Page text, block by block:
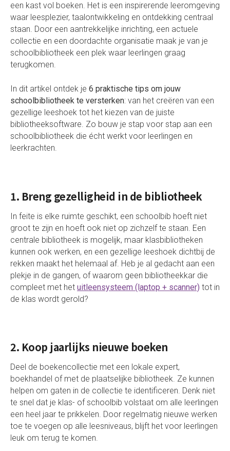
een kast vol boeken. Het is een inspirerende leeromgeving
waar leesplezier, taalontwikkeling en ontdekking centraal
staan. Door een aantrekkelijke inrichting, een actuele
collectie en een doordachte organisatie maak je van je
schoolbibliotheek een plek waar leerlingen graag
terugkomen.
In dit artikel ontdek je 6 praktische tips om jouw
schoolbibliotheek te versterken: van het creëren van een
gezellige leeshoek tot het kiezen van de juiste
bibliotheeksoftware. Zo bouw je stap voor stap aan een
schoolbibliotheek die écht werkt voor leerlingen en
leerkrachten.
1. Breng gezelligheid in de bibliotheek
In feite is elke ruimte geschikt, een schoolbib hoeft niet
groot te zijn en hoeft ook niet op zichzelf te staan. Een
centrale bibliotheek is mogelijk, maar klasbibliotheken
kunnen ook werken, en een gezellige leeshoek dichtbij de
rekken maakt het helemaal af. Heb je al gedacht aan een
plekje in de gangen, of waarom geen bibliotheekkar die
compleet met het uitleensysteem (laptop + scanner) tot in
de klas wordt gerold?
2. Koop jaarlijks nieuwe boeken
Deel de boekencollectie met een lokale expert,
boekhandel of met de plaatselijke bibliotheek. Ze kunnen
helpen om gaten in de collectie te identificeren. Denk niet
te snel dat je klas- of schoolbib volstaat om alle leerlingen
een heel jaar te prikkelen. Door regelmatig nieuwe werken
toe te voegen op alle leesniveaus, blijft het voor leerlingen
leuk om terug te komen.